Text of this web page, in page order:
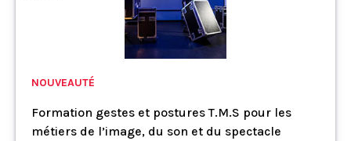
NOUVEAUTÉ
Formation gestes et postures T.M.S pour les
métiers de l’image, du son et du spectacle